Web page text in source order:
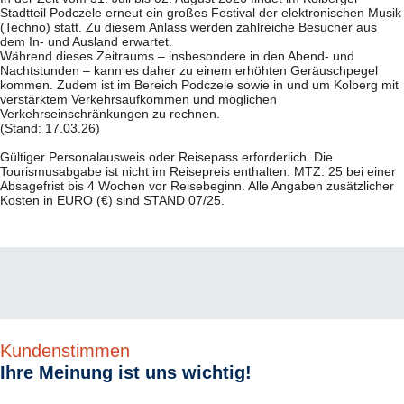
Bowlingbahnen und Aufenthaltsprogramm.
Extra im Reisepreis
Idea Spa Travel Vorteilskarte Kolberg, Willkommensdrink, Nutzung
von Hallenbad, Whirlpool, Sauna und Dampfbad (zu den
Öffnungszeiten), Nutzung des Fitnessraumes, 1 x kulturelle
Veranstaltung oder Tanzabend pro Woche.
Kinderermäßigung (Preisbasis PKW/Urlaub):
„Standard“ bis 2 Jahre 100 %, bis 9 Jahre 50 % und bis 14 Jahre 25
%.
Anwendungen (Auszug):Fußmassagen, Moorpackungen,
Lasertherapie, Solarislampe, Bad mit Mooremulsion,
Magnettherapie, Ultraschall, Kohlensäurebad, Diadynamische
Ströme, Kryotherapie, Inhalationen sowie Gruppengymnastik im
Idea Spa Travel – Vorteilskarte Kolberg*
Unsere Leistungen für Sie…
Stadtplan von Kolberg mit vielen praktischen Informationen
Ermäßigungen in vielen Geschäften, Restaurants, Apotheken und
Cafés in Kolberg
*gilt nicht für die Hotels Diune, Nad Parseta, New Skanpol, Seaside
Park.
Entdecken Sie die polnische Ostseeküste!
Stadtteil Podczele erneut ein großes Festival der elektronischen Musik
(Techno) statt. Zu diesem Anlass werden zahlreiche Besucher aus
dem In- und Ausland erwartet.
Während dieses Zeitraums – insbesondere in den Abend- und
Nachtstunden – kann es daher zu einem erhöhten Geräuschpegel
kommen. Zudem ist im Bereich Podczele sowie in und um Kolberg mit
verstärktem Verkehrsaufkommen und möglichen
Verkehrseinschränkungen zu rechnen.
(Stand: 17.03.26)
Gültiger Personalausweis oder Reisepass erforderlich. Die
Tourismusabgabe ist nicht im Reisepreis enthalten. MTZ: 25 bei einer
Absagefrist bis 4 Wochen vor Reisebeginn. Alle Angaben zusätzlicher
Kosten in EURO (€) sind STAND 07/25.
Kundenstimmen
Ihre Meinung ist uns wichtig!